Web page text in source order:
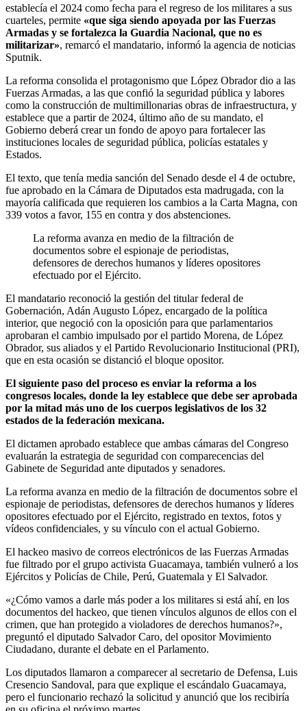
establecía el 2024 como fecha para el regreso de los militares a sus
cuarteles, permite «que siga siendo apoyada por las Fuerzas
Armadas y se fortalezca la Guardia Nacional, que no es
militarizar», remarcó el mandatario, informó la agencia de noticias
Sputnik.
La reforma consolida el protagonismo que López Obrador dio a las
Fuerzas Armadas, a las que confió la seguridad pública y labores
como la construcción de multimillonarias obras de infraestructura, y
establece que a partir de 2024, último año de su mandato, el
Gobierno deberá crear un fondo de apoyo para fortalecer las
instituciones locales de seguridad pública, policías estatales y
Estados.
El texto, que tenía media sanción del Senado desde el 4 de octubre,
fue aprobado en la Cámara de Diputados esta madrugada, con la
mayoría calificada que requieren los cambios a la Carta Magna, con
339 votos a favor, 155 en contra y dos abstenciones.
La reforma avanza en medio de la filtración de
documentos sobre el espionaje de periodistas,
defensores de derechos humanos y líderes opositores
efectuado por el Ejército.
El mandatario reconoció la gestión del titular federal de
Gobernación, Adán Augusto López, encargado de la política
interior, que negoció con la oposición para que parlamentarios
aprobaran el cambio impulsado por el partido Morena, de López
Obrador, sus aliados y el Partido Revolucionario Institucional (PRI),
que en esta ocasión se distanció el bloque opositor.
El siguiente paso del proceso es enviar la reforma a los
congresos locales, donde la ley establece que debe ser aprobada
por la mitad más uno de los cuerpos legislativos de los 32
estados de la federación mexicana.
El dictamen aprobado establece que ambas cámaras del Congreso
evaluarán la estrategia de seguridad con comparecencias del
Gabinete de Seguridad ante diputados y senadores.
La reforma avanza en medio de la filtración de documentos sobre el
espionaje de periodistas, defensores de derechos humanos y líderes
opositores efectuado por el Ejército, registrado en textos, fotos y
vídeos confidenciales, y su vínculo con el actual Gobierno.
El hackeo masivo de correos electrónicos de las Fuerzas Armadas
fue filtrado por el grupo activista Guacamaya, también vulneró a los
Ejércitos y Policías de Chile, Perú, Guatemala y El Salvador.
«¿Cómo vamos a darle más poder a los militares si está ahí, en los
documentos del hackeo, que tienen vínculos algunos de ellos con el
crimen, que han protegido a violadores de derechos humanos?»,
preguntó el diputado Salvador Caro, del opositor Movimiento
Ciudadano, durante el debate en el Parlamento.
Los diputados llamaron a comparecer al secretario de Defensa, Luis
Cresencio Sandoval, para que explique el escándalo Guacamaya,
pero el funcionario rechazó la solicitud y anunció que los recibiría